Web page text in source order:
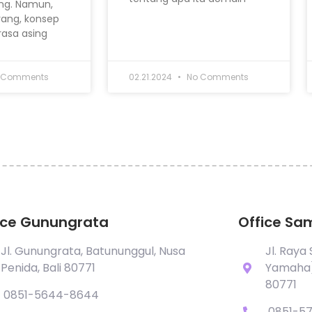
Namun,
konsep
asing
02.21.2024 No Comments
Gunungrata
Jl. Gunungrata, Batununggul, Nusa
Penida, Bali 80771
0851-5644-8644
Office
Jl.
80771